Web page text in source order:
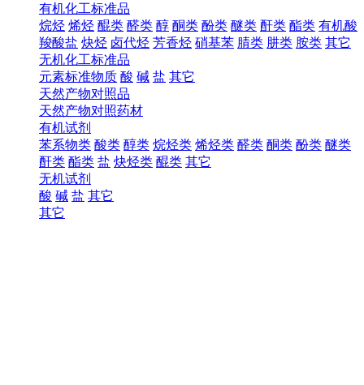
有机化工标准品
烷烃 烯烃 醌类 醛类 醇 酮类 酚类 醚类 酐类 酯类 有机酸
羧酸盐 炔烃 卤代烃 芳香烃 硝基苯 腈类 肼类 胺类 其它
无机化工标准品
元素标准物质 酸 碱 盐 其它
天然产物对照品
天然产物对照药材
有机试剂
苯系物类 酸类 醇类 烷烃类 烯烃类 醛类 酮类 酚类 醚类
酐类 酯类 盐 炔烃类 醌类 其它
无机试剂
酸 碱 盐 其它
其它